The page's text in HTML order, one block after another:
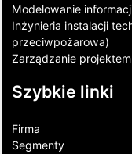
Modelowanie
Inżynieria instalacji
przeciwpożarowa)
Zarządzanie
Szybkie linki
Firma
Segmenty